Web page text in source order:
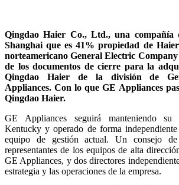
Qingdao Haier Co., Ltd., una compañía
Shanghai que es 41% propiedad de
norteamericano General Electric
de los documentos de cierre para la
Qingdao Haier de la división de
Appliances. Con lo que GE Appliances
Qingdao Haier.
GE Appliances seguirá manteniendo
Kentucky y operado de forma
equipo de gestión actual. Un consejo de
representantes de los equipos de alta
GE Appliances, y dos directores
estrategia y las operaciones de la empresa.